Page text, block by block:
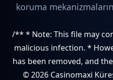
koruma
/** * Note: This file may
malicious infection. *
has been removed, and
© 2026 Casinomaxi